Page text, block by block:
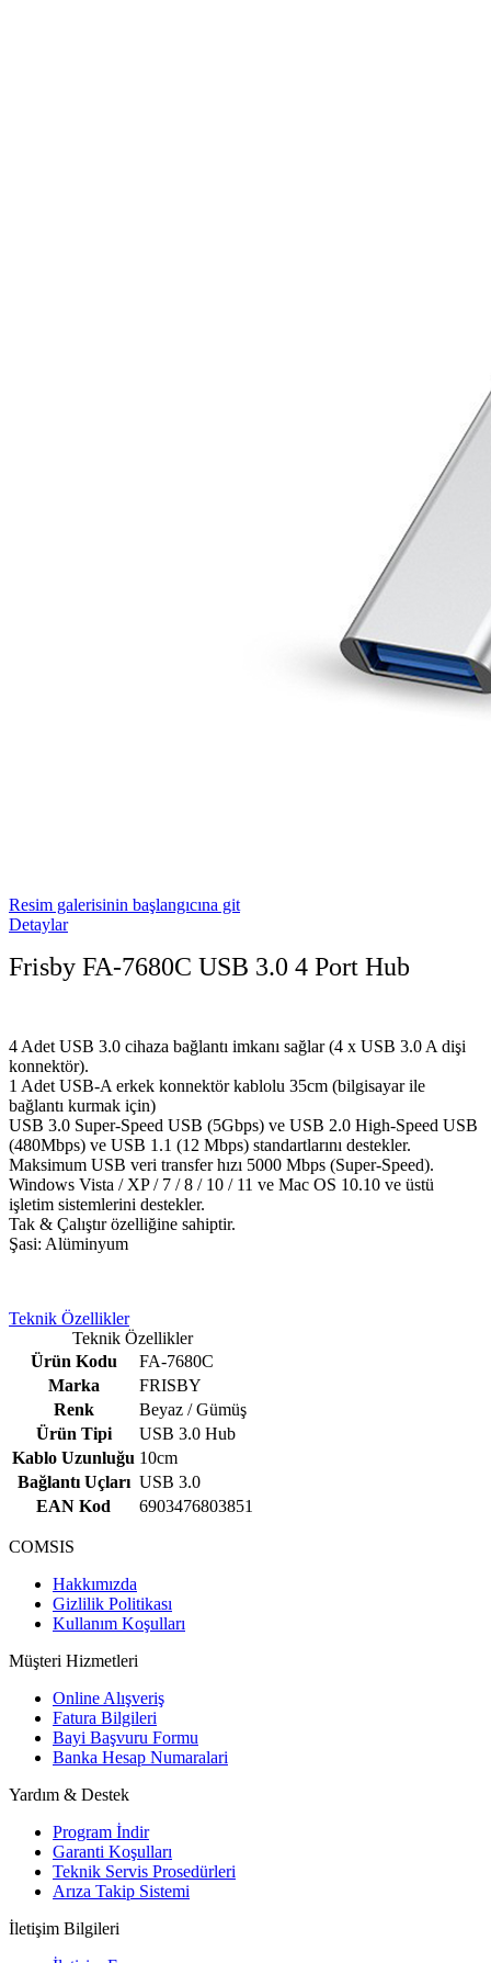
Resim galerisinin başlangıcına git
Detaylar
Frisby FA-7680C USB 3.0 4 Port Hub
4 Adet USB 3.0 cihaza bağlantı imkanı sağlar (4 x USB 3.0 A dişi
konnektör).
1 Adet USB-A erkek konnektör kablolu 35cm (bilgisayar ile
bağlantı kurmak için)
USB 3.0 Super-Speed USB (5Gbps) ve USB 2.0 High-Speed USB
(480Mbps) ve USB 1.1 (12 Mbps) standartlarını destekler.
Maksimum USB veri transfer hızı 5000 Mbps (Super-Speed).
Windows Vista / XP / 7 / 8 / 10 / 11 ve Mac OS 10.10 ve üstü
işletim sistemlerini destekler.
Tak & Çalıştır özelliğine sahiptir.
Şasi: Alüminyum
Teknik Özellikler
Teknik Özellikler
Ürün Kodu
FA-7680C
Marka
FRISBY
Renk
Beyaz / Gümüş
Ürün Tipi
USB 3.0 Hub
Kablo Uzunluğu 10cm
Bağlantı Uçları USB 3.0
EAN Kod
6903476803851
COMSIS
Hakkımızda
Gizlilik Politikası
Kullanım Koşulları
Müşteri Hizmetleri
Online Alışveriş
Fatura Bilgileri
Bayi Başvuru Formu
Banka Hesap Numaralari
Yardım & Destek
Program İndir
Garanti Koşulları
Teknik Servis Prosedürleri
Arıza Takip Sistemi
İletişim Bilgileri